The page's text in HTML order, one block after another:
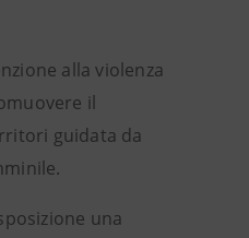
alla violenza
il
guidata da
una